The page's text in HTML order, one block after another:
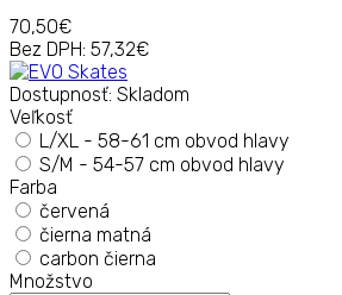
70,50€
Bez DPH: 57,32€
Dostupnosť: Skladom
Veľkosť
L/XL - 58-61 cm obvod hlavy
S/M - 54-57 cm obvod hlavy
Farba
červená
čierna matná
carbon čierna
Množstvo